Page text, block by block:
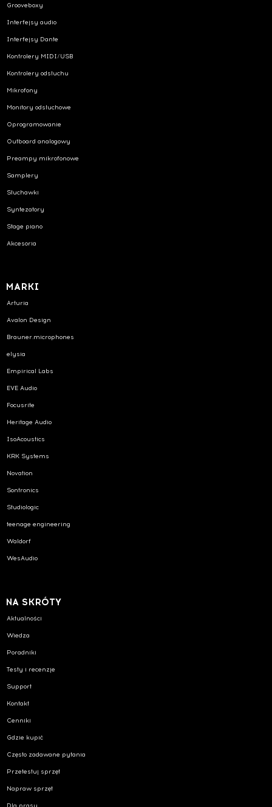
Grooveboxy
Interfejsy audio
Interfejsy Dante
Kontrolery MIDI/USB
Kontrolery odsłuchu
Mikrofony
Monitory odsłuchowe
Oprogramowanie
Outboard analogowy
Preampy mikrofonowe
Samplery
Słuchawki
Syntezatory
Stage piano
Akcesoria
MARKI
Arturia
Avalon Design
Brauner.microphones
elysia
Empirical Labs
EVE Audio
Focusrite
Heritage Audio
IsoAcoustics
KRK Systems
Novation
Sontronics
Studiologic
teenage engineering
Waldorf
WesAudio
NA SKRÓTY
Aktualności
Wiedza
Poradniki
Testy i recenzje
Support
Kontakt
Cenniki
Gdzie kupić
Często zadawane pytania
Przetestuj sprzęt
Napraw sprzęt
Dla prasy